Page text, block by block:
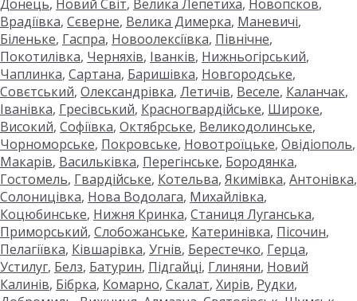
Донець, Новий Світ, Велика Лепетиха, Новопсков,
Врадіївка, Сєверне, Велика Димерка, Маневичі,
Біленьке, Гаспра, Новоолексіївка, Північне,
Покотилівка, Черняхів, Іванків, Нижньогірський,
Чаплинка, Сартана, Баришівка, Новгородське,
Совєтський, Олександрівка, Летичів, Веселе, Каланчак,
Іванівка, Гресівський, Красногвардійське, Широке,
Високий, Софіївка, Октябрське, Великодолинське,
Чорноморське, Покровське, Новотроїцьке, Овідіополь,
Макарів, Васильківка, Перегінське, Бородянка,
Гостомель, Гвардійське, Котельва, Якимівка, Антонівка,
Солоницівка, Нова Водолага, Михайлівка,
Коцюбинське, Нижня Кринка, Станиця Луганська,
Приморський, Слобожанське, Катеринівка, Пісочин,
Пелагіївка, Ківшарівка, Угнів, Берестечко, Герца,
Устилуг, Белз, Батурин, Підгайці, Глиняни, Новий
Калинів, Бібрка, Комарно, Скалат, Хирів, Рудки,